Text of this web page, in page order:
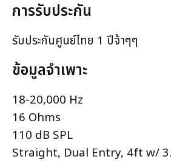
การรับประกัน
รับประกันศูนย์ไทย 1 ปีจ้าๆๆ
ข้อมูลจำเพาะ
18-20,000 Hz
16 Ohms
110 dB SPL
Straight, Dual Entry, 4ft w/